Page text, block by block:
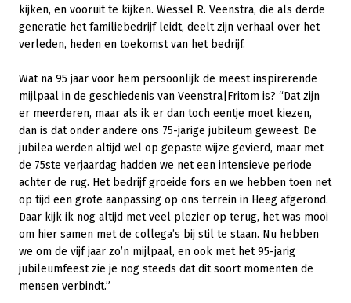
kijken, en vooruit te kijken. Wessel R. Veenstra, die als derde
generatie het familiebedrijf leidt, deelt zijn verhaal over het
verleden, heden en toekomst van het bedrijf.
Wat na 95 jaar voor hem persoonlijk de meest inspirerende
mijlpaal in de geschiedenis van Veenstra|Fritom is? “Dat zijn
er meerderen, maar als ik er dan toch eentje moet kiezen,
dan is dat onder andere ons 75-jarige jubileum geweest. De
jubilea werden altijd wel op gepaste wijze gevierd, maar met
de 75ste verjaardag hadden we net een intensieve periode
achter de rug. Het bedrijf groeide fors en we hebben toen net
op tijd een grote aanpassing op ons terrein in Heeg afgerond.
Daar kijk ik nog altijd met veel plezier op terug, het was mooi
om hier samen met de collega’s bij stil te staan. Nu hebben
we om de vijf jaar zo’n mijlpaal, en ook met het 95-jarig
jubileumfeest zie je nog steeds dat dit soort momenten de
mensen verbindt.”